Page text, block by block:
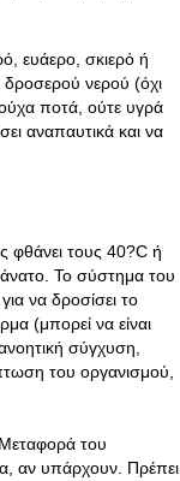
ευάερο, σκιερό ή
δροσερού νερού (όχι
ποτά, ούτε υγρά
αναπαυτικά και να
φθάνει τους 40?C ή
Το σύστημα του
να δροσίσει το
(μπορεί να είναι
σύγχυση,
του οργανισμού,
Μεταφορά του
αν υπάρχουν. Πρέπει